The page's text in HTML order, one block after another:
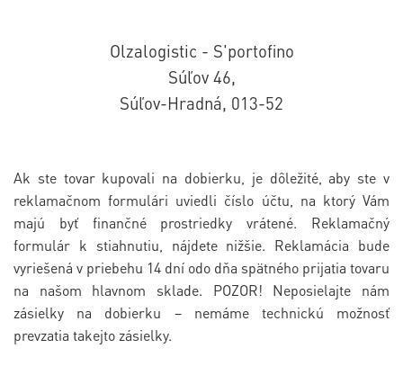
Olzalogistic - S'portofino
Súľov 46,
Súľov-Hradná, 013-52
Ak ste tovar kupovali na dobierku, je dôležité, aby ste v
reklamačnom formulári uviedli číslo účtu, na ktorý Vám
majú byť finančné prostriedky vrátené. Reklamačný
formulár k stiahnutiu, nájdete nižšie. Reklamácia bude
vyriešená v priebehu 14 dní odo dňa spätného prijatia tovaru
na našom hlavnom sklade. POZOR! Neposielajte nám
zásielky na dobierku – nemáme technickú možnosť
prevzatia takejto zásielky.